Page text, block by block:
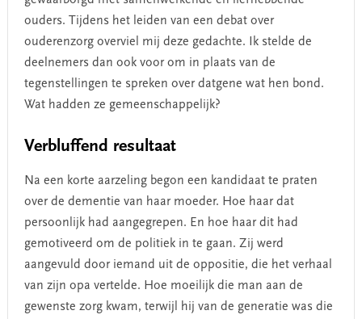
ouders. Tijdens het leiden van een debat over
ouderenzorg overviel mij deze gedachte. Ik stelde de
deelnemers dan ook voor om in plaats van de
tegenstellingen te spreken over datgene wat hen bond.
Wat hadden ze gemeenschappelijk?
Verbluffend resultaat
Na een korte aarzeling begon een kandidaat te praten
over de dementie van haar moeder. Hoe haar dat
persoonlijk had aangegrepen. En hoe haar dit had
gemotiveerd om de politiek in te gaan. Zij werd
aangevuld door iemand uit de oppositie, die het verhaal
van zijn opa vertelde. Hoe moeilijk die man aan de
gewenste zorg kwam, terwijl hij van de generatie was die